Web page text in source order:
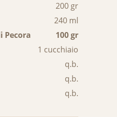
200 gr
240 ml
Pecora
100 gr
1 cucchiaio
q.b.
q.b.
q.b.